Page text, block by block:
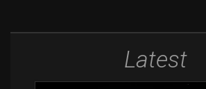
Latest